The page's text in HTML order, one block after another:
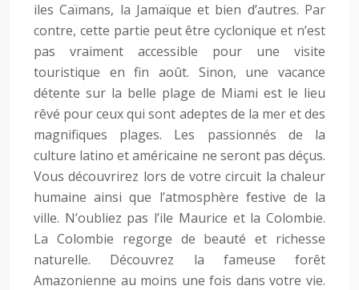
iles Caïmans, la Jamaïque et bien d’autres. Par
contre, cette partie peut être cyclonique et n’est
pas vraiment accessible pour une visite
touristique en fin août. Sinon, une vacance
détente sur la belle plage de Miami est le lieu
rêvé pour ceux qui sont adeptes de la mer et des
magnifiques plages. Les passionnés de la
culture latino et américaine ne seront pas déçus.
Vous découvrirez lors de votre circuit la chaleur
humaine ainsi que l’atmosphère festive de la
ville. N’oubliez pas l’ile Maurice et la Colombie.
La Colombie regorge de beauté et richesse
naturelle. Découvrez la fameuse forêt
Amazonienne au moins une fois dans votre vie.